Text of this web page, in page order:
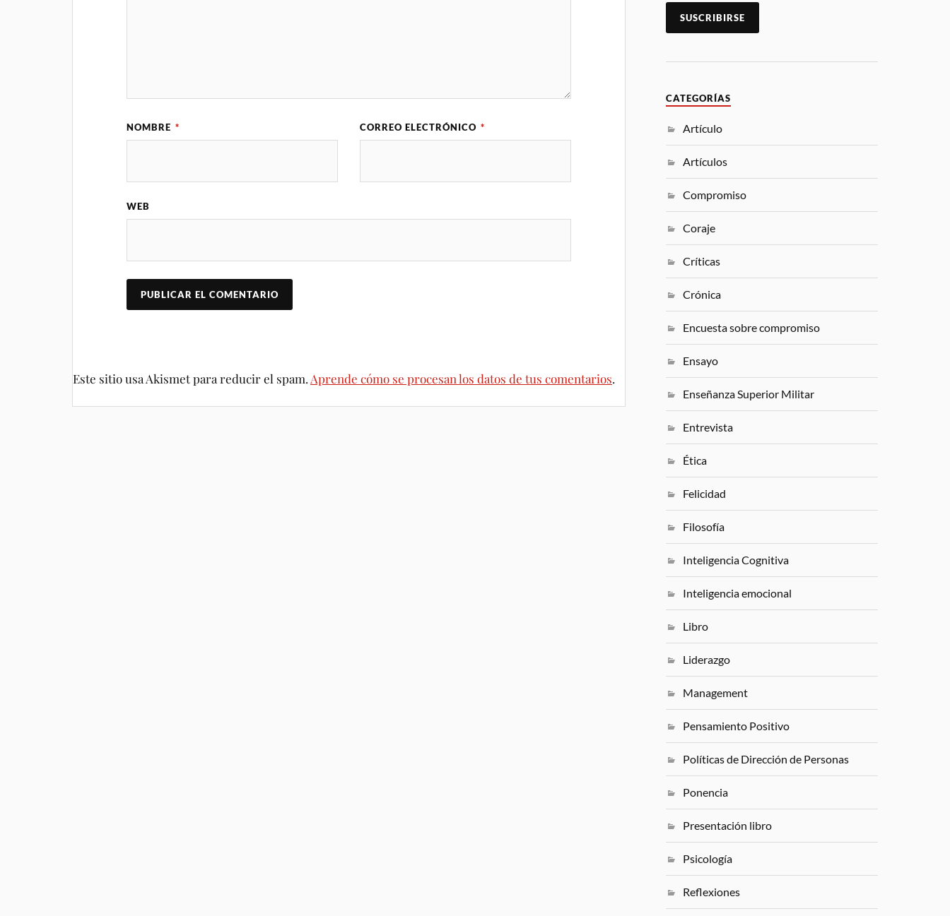
NOMBRE * CORREO ELECTRÓNICO *
WEB
Este sitio usa Akismet para reducir el spam. Aprende cómo se procesan los datos de tus comentarios.
CATEGORÍAS
Artículo
Artículos
Compromiso
Coraje
Críticas
Crónica
Encuesta sobre compromiso
Ensayo
Enseñanza Superior Militar
Entrevista
Ética
Felicidad
Filosofía
Inteligencia Cognitiva
Inteligencia emocional
Libro
Liderazgo
Management
Pensamiento Positivo
Políticas de Dirección de Personas
Ponencia
Presentación libro
Psicología
Reflexiones